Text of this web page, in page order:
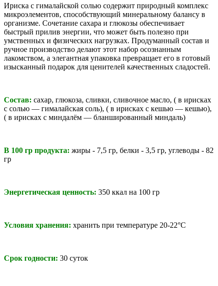
Ириска с гималайской солью содержит природный комплекс
микроэлементов, способствующий минеральному балансу в
организме. Сочетание сахара и глюкозы обеспечивает
быстрый прилив энергии, что может быть полезно при
умственных и физических нагрузках. Продуманный состав и
ручное производство делают этот набор осознанным
лакомством, а элегантная упаковка превращает его в готовый
изысканный подарок для ценителей качественных сладостей.
Состав: сахар, глюкоза, сливки, сливочное масло, ( в ирисках
с солью — гималайская соль), ( в ирисках с кешью — кешью),
( в ирисках с миндалём — бланшированный миндаль)
В 100 гр продукта: жиры - 7,5 гр, белки - 3,5 гр, углеводы - 82
гр
Энергетическая ценность: 350 ккал на 100 гр
Условия хранения: хранить при температуре 20-22°C
Срок годности: 30 суток